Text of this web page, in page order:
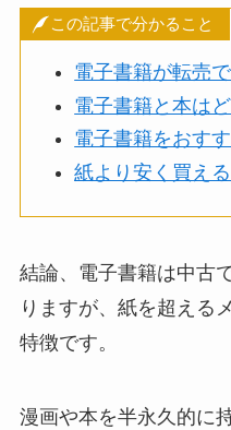
この記事で分かること
電子書籍が転売
電子書籍と本は
電子書籍をおす
紙より安く買え
結論、電子書籍は中古
りますが、紙を超える
特徴です。
漫画や本を半永久的に